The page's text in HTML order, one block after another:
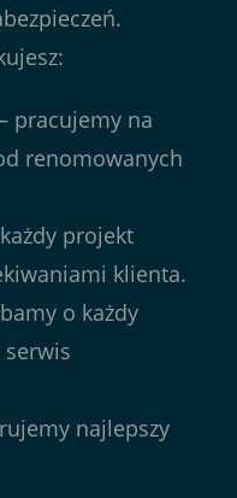
pracujemy na
renomowanych
projekt
klienta.
o każdy
serwis
najlepszy